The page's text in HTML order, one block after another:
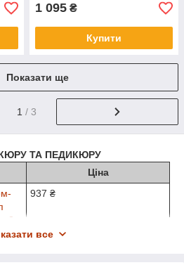
1 095 ₴
Купити
Показати ще
1 / 3
ТА ПЕДИКЮРУ
Ціна
3
мл
937 ₴
все